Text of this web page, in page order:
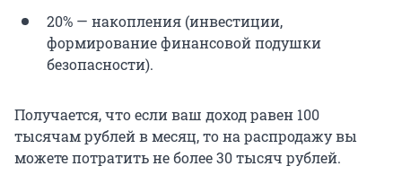
20% — накопления (инвестиции,
формирование финансовой подушки
безопасности).
Получается, что если ваш доход равен 100
тысячам рублей в месяц, то на распродажу вы
можете потратить не более 30 тысяч рублей.